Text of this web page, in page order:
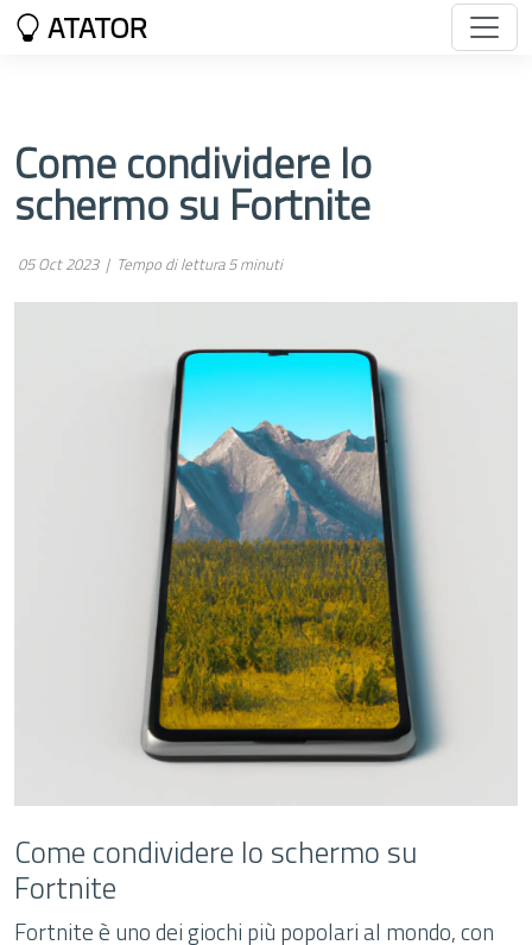
ATATOR
Come condividere lo
schermo su Fortnite
05 Oct 2023 | Tempo di lettura 5 minuti
Come condividere lo schermo su
Fortnite
Fortnite è uno dei giochi più popolari al mondo, con